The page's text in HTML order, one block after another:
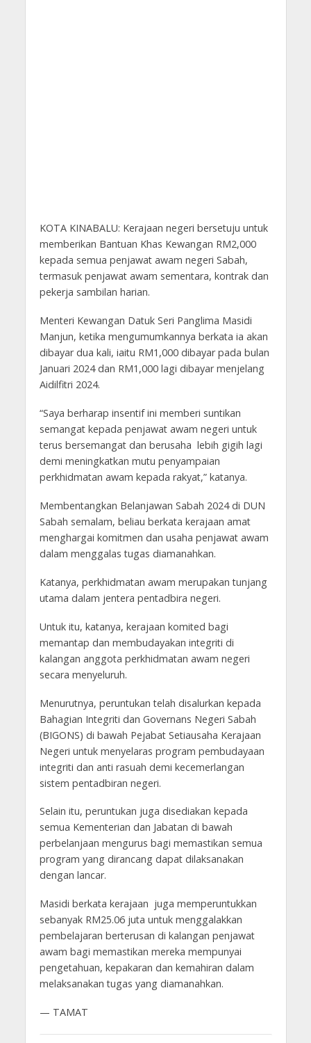
KOTA KINABALU: Kerajaan negeri bersetuju untuk
memberikan Bantuan Khas Kewangan RM2,000
kepada semua penjawat awam negeri Sabah,
termasuk penjawat awam sementara, kontrak dan
pekerja sambilan harian.
Menteri Kewangan Datuk Seri Panglima Masidi
Manjun, ketika mengumumkannya berkata ia akan
dibayar dua kali, iaitu RM1,000 dibayar pada bulan
Januari 2024 dan RM1,000 lagi dibayar menjelang
Aidilfitri 2024.
“Saya berharap insentif ini memberi suntikan
semangat kepada penjawat awam negeri untuk
terus bersemangat dan berusaha lebih gigih lagi
demi meningkatkan mutu penyampaian
perkhidmatan awam kepada rakyat,” katanya.
Membentangkan Belanjawan Sabah 2024 di DUN
Sabah semalam, beliau berkata kerajaan amat
menghargai komitmen dan usaha penjawat awam
dalam menggalas tugas diamanahkan.
Katanya, perkhidmatan awam merupakan tunjang
utama dalam jentera pentadbira negeri.
Untuk itu, katanya, kerajaan komited bagi
memantap dan membudayakan integriti di
kalangan anggota perkhidmatan awam negeri
secara menyeluruh.
Menurutnya, peruntukan telah disalurkan kepada
Bahagian Integriti dan Governans Negeri Sabah
(BIGONS) di bawah Pejabat Setiausaha Kerajaan
Negeri untuk menyelaras program pembudayaan
integriti dan anti rasuah demi kecemerlangan
sistem pentadbiran negeri.
Selain itu, peruntukan juga disediakan kepada
semua Kementerian dan Jabatan di bawah
perbelanjaan mengurus bagi memastikan semua
program yang dirancang dapat dilaksanakan
dengan lancar.
Masidi berkata kerajaan juga memperuntukkan
sebanyak RM25.06 juta untuk menggalakkan
pembelajaran berterusan di kalangan penjawat
awam bagi memastikan mereka mempunyai
pengetahuan, kepakaran dan kemahiran dalam
melaksanakan tugas yang diamanahkan.
— TAMAT